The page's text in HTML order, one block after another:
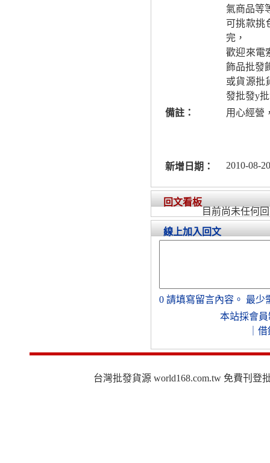
氣商品等
可挑款挑
完，
歡迎來電
飾品批發
或貨源批
發批發y
備註：
用心經營
新增日期： 2010-08-
回文看板
目前尚未任何
線上加入回文
0 請填寫留言內容。 最少
本站採會員
借
台灣批發貨源 world168.com.tw 免費刊登